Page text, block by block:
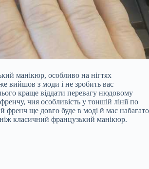
манікюр, особливо на нігтях
вийшов з моди і не зробить вас
краще віддати перевагу нюдовому
чия особливість у тоншій лінії по
френч ще довго буде в моді й має набагато
класичний французький манікюр.